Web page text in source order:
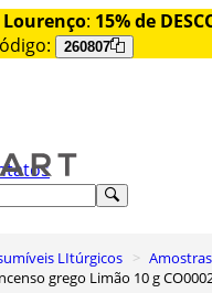
Lourenço: 15% de
260807
DesejosLItúrgicos
grego Limão 10 g